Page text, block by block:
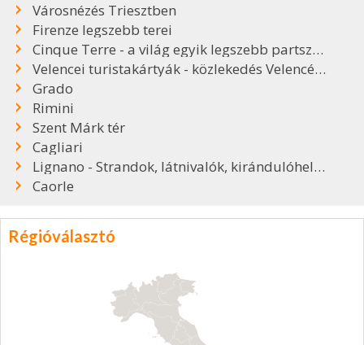
Városnézés Triesztben
Firenze legszebb terei
Cinque Terre - a világ egyik legszebb partszakasza
Velencei turistakártyák - közlekedés Velencében
Grado
Rimini
Szent Márk tér
Cagliari
Lignano - Strandok, látnivalók, kirándulóhelyek
Caorle
Régióválasztó